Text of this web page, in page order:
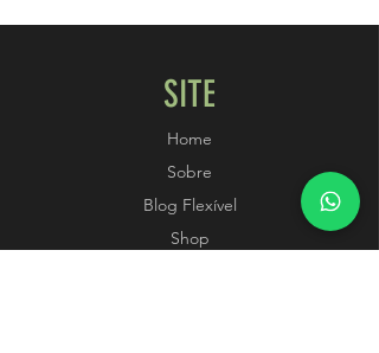
SITE
Home
Sobre
Blog Flexível
Shop